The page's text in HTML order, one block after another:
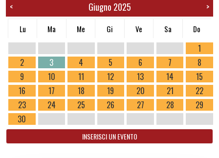
< Giugno 2025 >
Lu Ma Me Gi Ve Sa Do
1
2
3 4 5 6 7
8
9
10 11 12 13 14
15
16
17 18 19 20 21
22
23
24 25 26 27 28
29
30
INSERISCI UN EVENTO